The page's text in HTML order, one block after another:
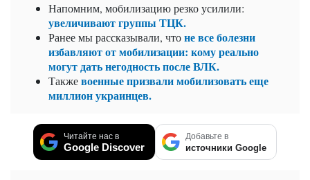
Напомним, мобилизацию резко усилили:
увеличивают группы ТЦК.
Ранее мы рассказывали, чтоне все болезни
избавляют от мобилизации: кому реально
могут дать негодность после ВЛК.
Такжевоенные призвали мобилизовать еще
миллион украинцев.
Читайте нас в
Google Discover
Добавьте в
источники Google